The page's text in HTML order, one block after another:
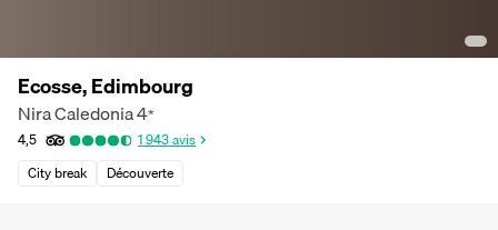
Ecosse, Edimbourg
Nira Caledonia4*
4,5 1 943avis
City break
Découverte